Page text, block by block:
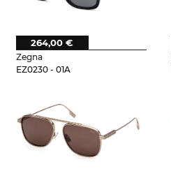
Zegna
EZ0230 - 01A
264,00 €